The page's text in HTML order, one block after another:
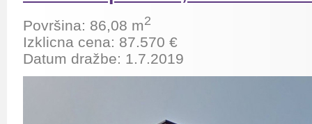
Površina: 86,08 m2
Izklicna cena: 87.570 €
Datum dražbe: 1.7.2019